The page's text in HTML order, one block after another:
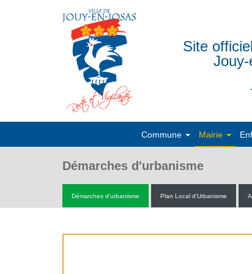
Site
Commune Mairie
Démarches d'urbanisme
Démarches d'urbanisme Plan Local d'Urbanisme